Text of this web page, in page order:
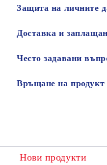
Защита на личните
Доставка и
Често задавани
Връщане на продукт
Нови продукти